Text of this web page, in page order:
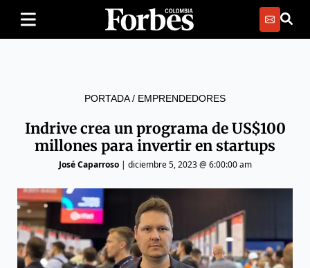
PORTADA/ EMPRENDEDORES
Indrive crea un programa de US$100
millones para invertir en startups
José Caparroso| diciembre 5, 2023 @ 6:00:00 am